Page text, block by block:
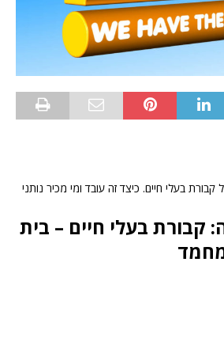
בעלי חיים. כיצד זה עובד ומי מכיר נותני
בעלי חיים – בית